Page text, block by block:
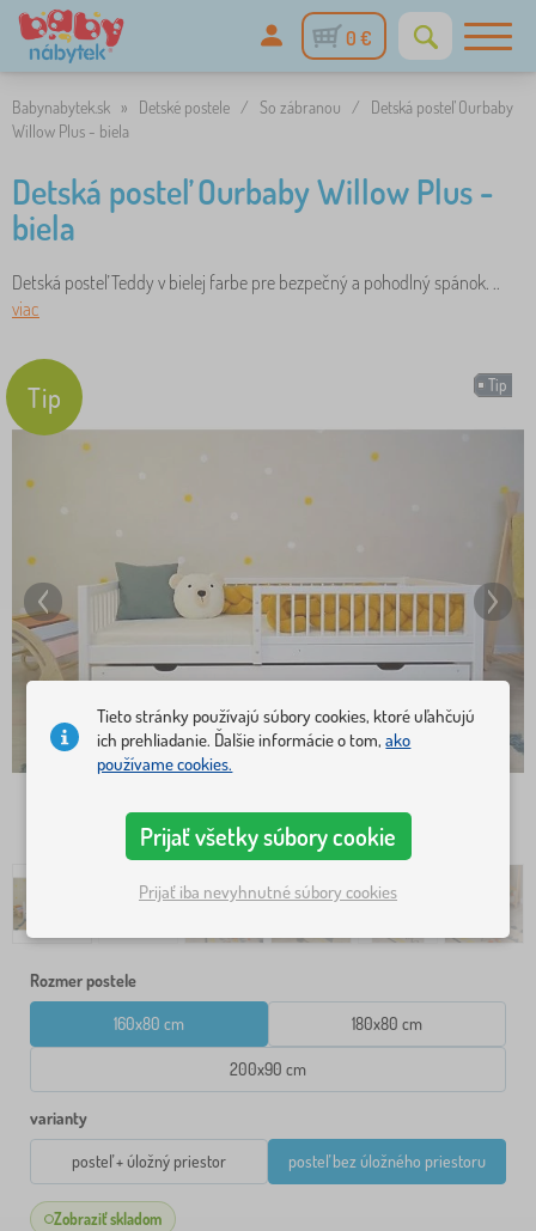
0 €
Babynabytek.sk » Detské postele / So zábranou /
Detská posteľ Ourbaby
Willow Plus - biela
Detská posteľ Ourbaby Willow Plus -
biela
Detská posteľ Teddy v bielej farbe pre bezpečný a pohodlný spánok. ..
viac
Tip
Tip
Rozmer postele
160x80 cm 180x80 cm
200x90 cm
varianty
posteľ + úložný priestor posteľ bez úložného priestoru
Zobraziť skladom
Tieto stránky používajú súbory cookies, ktoré uľahčujú
ich prehliadanie. Ďalšie informácie o tom,ako
používame cookies.
Prijať všetky súbory cookie
Prijať iba nevyhnutné súbory cookies